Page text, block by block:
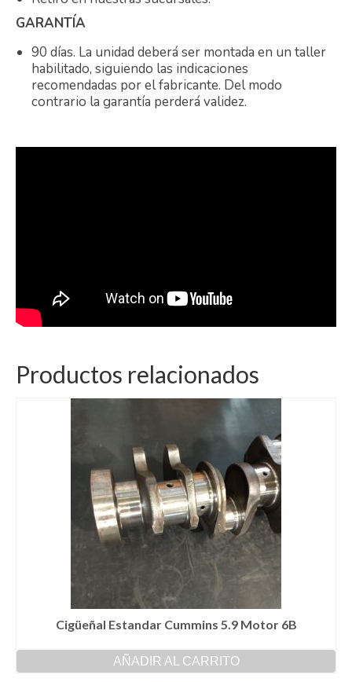
GARANTÍA
90 días. La unidad deberá ser montada en un taller
habilitado, siguiendo las indicaciones
recomendadas por el fabricante. Del modo
contrario la garantía perderá validez.
Productos relacionados
Cigüeñal Estandar Cummins 5.9 Motor 6B
AÑADIR AL CARRITO